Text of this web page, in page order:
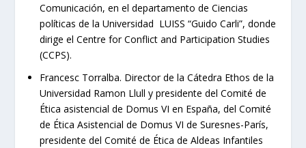
Comunicación, en el departamento de Ciencias
políticas de la Universidad LUISS “Guido Carli”, donde
dirige el Centre for Conflict and Participation Studies
(CCPS).
Francesc Torralba. Director de la Cátedra Ethos de la
Universidad Ramon Llull y presidente del Comité de
Ética asistencial de Domus VI en España, del Comité
de Ética Asistencial de Domus VI de Suresnes-París,
presidente del Comité de Ética de Aldeas Infantiles